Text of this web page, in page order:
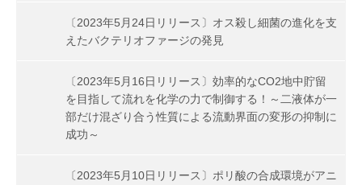
〔2023年5月24日リリース〕オス殺し細菌の進化を支
えたバクテリオファージの発見
〔2023年5月16日リリース〕効率的なCO2地中貯留
を目指して流れを化学の力で制御する！～二液体が一
部だけ混ざり合う性質による流動界面の変形の抑制に
成功～
〔2023年5月10日リリース〕ポリ酸の合成環境がアニ